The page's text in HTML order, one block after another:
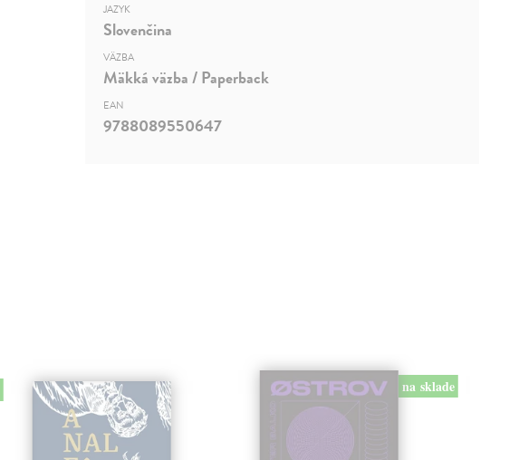
JAZYK
Slovenčina
VÄZBA
Mäkká väzba / Paperback
EAN
9788089550647
na sklade